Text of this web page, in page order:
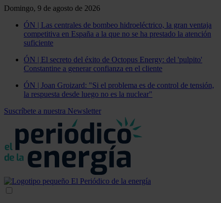
Domingo, 9 de agosto de 2026
ÓN | Las centrales de bombeo hidroeléctrico, la gran ventaja
competitiva en España a la que no se ha prestado la atención
suficiente
ÓN | El secreto del éxito de Octopus Energy: del 'pulpito'
Constantine a generar confianza en el cliente
ÓN | Joan Groizard: "Si el problema es de control de tensión,
la respuesta desde luego no es la nuclear"
Suscríbete a nuestra Newsletter